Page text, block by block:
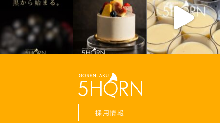
採用情報